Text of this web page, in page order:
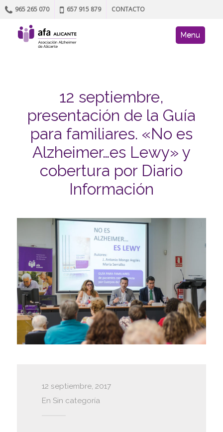
965 265 070 657 915 879 CONTACTO
AFA site
Skip to content
Menu
12 septiembre,
presentación de la Guía
para familiares. «No es
Alzheimer…es Lewy» y
cobertura por Diario
Información
12 septiembre, 2017
En Sin categoría